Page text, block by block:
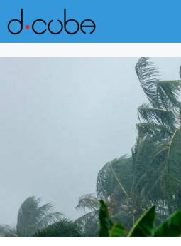
Skip
to
content